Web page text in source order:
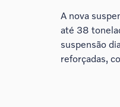
A nova
até 38
suspensão
reforçadas,